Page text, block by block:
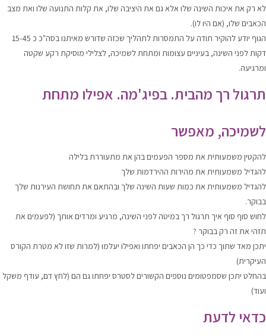
לא רק את איכות השינה שלו אלא גם את היציבה שלו, את קלות התנועה שלו ואת מצב
הכאבים שלו, (אם היו לו).
הגוף יודע להוקיר תודה על התמסרות לתהליך שכזה שדורש מאיתנו בסה"כ כ 15-45
דקות לפני השינה, בעיניים עצומות ומתחת לשמיכה, לצלילי מוסיקת רקע שקטה
ומרגיעה.
תרגול רך מהבית. בפיג'מה. אפילו מתחת
לשמיכה, מאפשר
להקטין משמעותית את מספר הפעמים בהן את מתעוררת בלילה
להגדיל משמעותית את מהירות ההירדמות שלך
להגדיל משמעותית את כמות שעות השינה שלך ובהתאם את תחושת העירנות שלך
בבוקר.
לחוש סוף סוף איך תרגול רך במיטה לפני השינה, מרגיע ומרדים אותך (לפעמים את
תזהי את זה רק בבוקר ?
יתכן מאד שתוך כדי כך הן הכאבים יפחתו ואפילו יעלמו (למרות שזו לא מטרת הקורס
העיקרית)
בהחלט יתכן שסמפטומים נוספים הקשורים לסטרס יפחתו גם הם (לחץ דם, עודף משקל
ועוד)
כדאי לדעת